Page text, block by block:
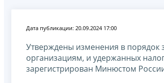
Дата публикации: 20.09.2024 17:00
Утверждены изменения в порядок
организациям, и удержанных
зарегистрирован Минюстом